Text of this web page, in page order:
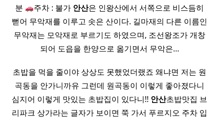
분
주차 : 불가 안산은 인왕산에서 서쪽으로 비스듬히
뻗어 무악재를 이루고 솟은 산이다. 길마재의 다른 이름인
무악재는 모악재로 부르기도 하였으며, 조선왕조가 개창
되어 도읍을 한양으로 옮기면서 무악은…
초밥을 먹을 줄이야 상상도 못했었더랬죠 왜냐면 저는 원
곡동을 안가니까유 그런데 원곡동이 이렇게 좋아졌다니
심지어 이렇게 맛있는 초밥집이 있다니!! 안산초밥맛집 브
리파크 상가라는 글자가 보이면 쭉 가서 푸르지오 주차 입